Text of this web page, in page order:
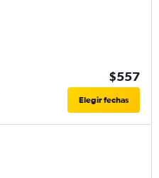
$557
Elegir fechas